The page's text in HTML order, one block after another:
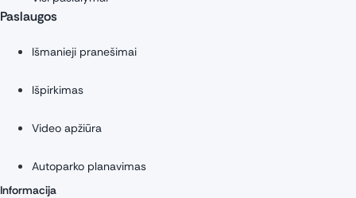
Paslaugos
Išmanieji pranešimai
Išpirkimas
Video apžiūra
Autoparko planavimas
Informacija